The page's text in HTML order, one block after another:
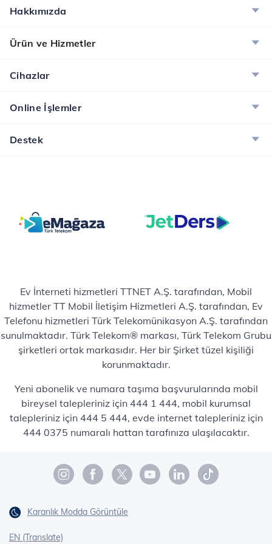
Hakkımızda
Ürün ve Hizmetler
Cihazlar
Online İşlemler
Destek
Ev İnterneti hizmetleri TTNET A.Ş. tarafından, Mobil
hizmetler TT Mobil İletişim Hizmetleri A.Ş. tarafından, Ev
Telefonu hizmetleri Türk Telekomünikasyon A.Ş. tarafından
sunulmaktadır. Türk Telekom® markası, Türk Telekom Grubu
şirketleri ortak markasıdır. Her bir Şirket tüzel kişiliği
korunmaktadır.
Yeni abonelik ve numara taşıma başvurularında mobil
bireysel talepleriniz için 444 1 444, mobil kurumsal
talepleriniz için 444 5 444, evde internet talepleriniz için
444 0375 numaralı hattan tarafınıza ulaşılacaktır.
Karanlık Modda Görüntüle
EN (Translate)